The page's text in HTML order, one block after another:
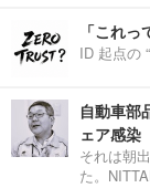
「これ
ID 起点の
自動車部
ェア感染
それは朝
た。